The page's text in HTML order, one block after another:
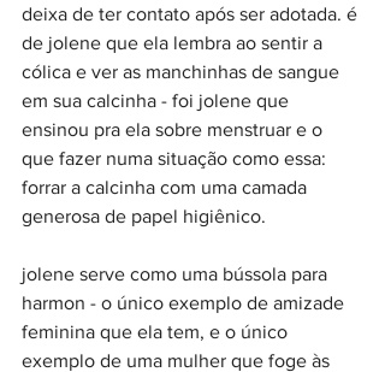
deixa de ter contato após ser adotada. é
de jolene que ela lembra ao sentir a
cólica e ver as manchinhas de sangue
em sua calcinha - foi jolene que
ensinou pra ela sobre menstruar e o
que fazer numa situação como essa:
forrar a calcinha com uma camada
generosa de papel higiênico.
jolene serve como uma bússola para
harmon - o único exemplo de amizade
feminina que ela tem, e o único
exemplo de uma mulher que foge às